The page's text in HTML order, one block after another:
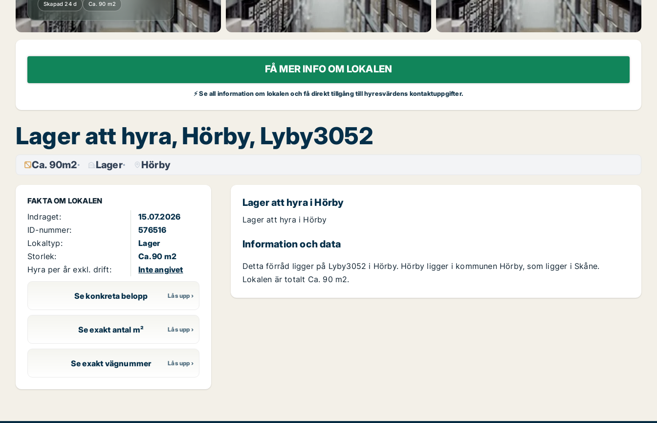
Skapad 24 d Ca. 90 m2
FÅ MER INFO OM LOKALEN
⚡ Se all information om lokalen och få direkt tillgång till hyresvärdens kontaktuppgifter.
Lager att hyra, Hörby, Lyby3052
Ca. 90m2 Lager Hörby
FAKTA OM LOKALEN
Indraget:
15.07.2026
ID-nummer:
576516
Lokaltyp:
Lager
Storlek:
Ca. 90 m2
Hyra per år exkl. drift:
Inte angivet
Se konkreta belopp
Se exakt antal m²
Se exakt vägnummer
Lager att hyra i Hörby
Lager att hyra i Hörby
Information och data
Detta förråd ligger på Lyby3052 i Hörby. Hörby ligger i kommunen Hörby, som ligger i Skåne.
Lokalen är totalt Ca. 90 m2.